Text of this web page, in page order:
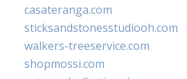
casateranga.com
sticksandstonesstudiooh.com
walkers-treeservice.com
shopmossi.com